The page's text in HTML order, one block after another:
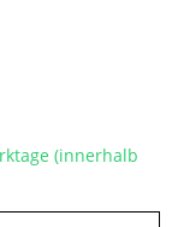
(innerhalb